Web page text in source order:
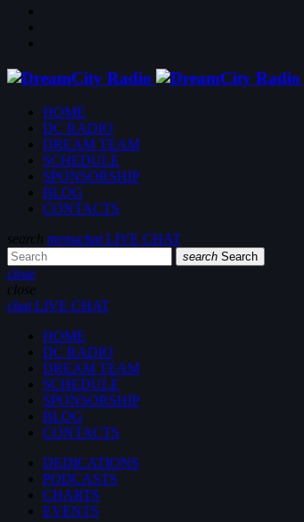
HOME
DC RADIO
DREAM TEAM
SCHEDULE
SPONSORSHIP
BLOG
CONTACTS
search menuchatLIVE CHAT
search Search
close
close
chatLIVE CHAT
HOME
DC RADIO
DREAM TEAM
SCHEDULE
SPONSORSHIP
BLOG
CONTACTS
DEDICATIONS
PODCASTS
CHARTS
EVENTS